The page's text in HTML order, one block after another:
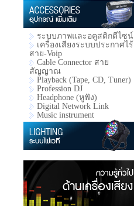
ระบบภาพและอคูสติกดีไซน์
เครื่องเสียงระบบประกาศไร้
สาย-Voip
Cable Connector สาย
สัญญาณ
Playback (Tape, CD, Tuner)
Profession DJ
Headphone (หูฟัง)
Digital Network Link
Music instrument